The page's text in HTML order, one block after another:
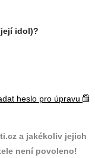
idol)?
heslo pro úpravu
a jakékoliv jejich
není povoleno!